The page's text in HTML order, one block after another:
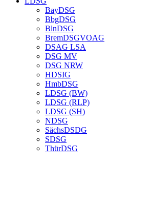
BayDSG
BbgDSG
BlnDSG
BremDSGVOAG
DSAG LSA
DSG MV
DSG NRW
HDSIG
HmbDSG
LDSG (BW)
LDSG (RLP)
LDSG (SH)
NDSG
SächsDSDG
SDSG
ThürDSG